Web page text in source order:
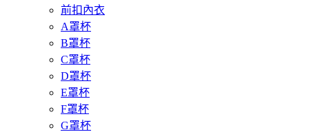
前扣內衣
A罩杯
B罩杯
C罩杯
D罩杯
E罩杯
F罩杯
G罩杯